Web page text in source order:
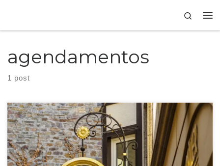
Search
agendamentos
1 post
Você sabe fazer gestão de tempo? Não importa sua idade, suas tarefas ou o